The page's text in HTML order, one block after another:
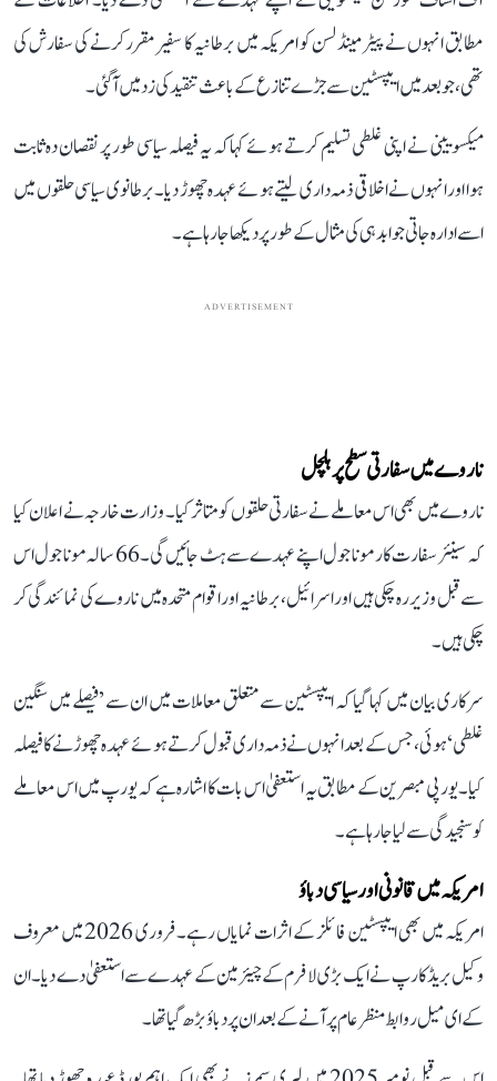
مطابق انہوں نے پیٹر مینڈلسن کو امریکہ میں برطانیہ کا سفیر مقرر کرنے کی سفارش کی
تھی، جو بعد میں ایپسٹین سے جڑے تنازع کے باعث تنقید کی زد میں آ گئی۔
میکسویینی نے اپنی غلطی تسلیم کرتے ہوئے کہا کہ یہ فیصلہ سیاسی طور پر نقصان دہ ثابت
ہوا اور انہوں نے اخلاقی ذمہ داری لیتے ہوئے عہدہ چھوڑ دیا۔ برطانوی سیاسی حلقوں میں
اسے ادارہ جاتی جوابدہی کی مثال کے طور پر دیکھا جا رہا ہے۔
ADVERTISEMENT
ناروے میں سفارتی سطح پر ہلچل
ناروے میں بھی اس معاملے نے سفارتی حلقوں کو متاثر کیا۔ وزارت خارجہ نے اعلان کیا
کہ سینئر سفارت کار مونا جول اپنے عہدے سے ہٹ جائیں گی۔ 66 سالہ مونا جول اس
سے قبل وزیر رہ چکی ہیں اور اسرائیل، برطانیہ اور اقوام متحدہ میں ناروے کی نمائندگی کر
چکی ہیں۔
سرکاری بیان میں کہا گیا کہ ایپسٹین سے متعلق معاملات میں ان سے ’فیصلے میں سنگین
غلطی‘ ہوئی، جس کے بعد انہوں نے ذمہ داری قبول کرتے ہوئے عہدہ چھوڑنے کا فیصلہ
کیا۔ یورپی مبصرین کے مطابق یہ استعفیٰ اس بات کا اشارہ ہے کہ یورپ میں اس معاملے
کو سنجیدگی سے لیا جا رہا ہے۔
امریکہ میں قانونی اور سیاسی دباؤ
امریکہ میں بھی ایپسٹین فائلز کے اثرات نمایاں رہے۔ فروری 2026 میں معروف
وکیل بریڈ کارپ نے ایک بڑی لا فرم کے چیئرمین کے عہدے سے استعفیٰ دے دیا۔ ان
کے ای میل روابط منظر عام پر آنے کے بعد ان پر دباؤ بڑھ گیا تھا۔